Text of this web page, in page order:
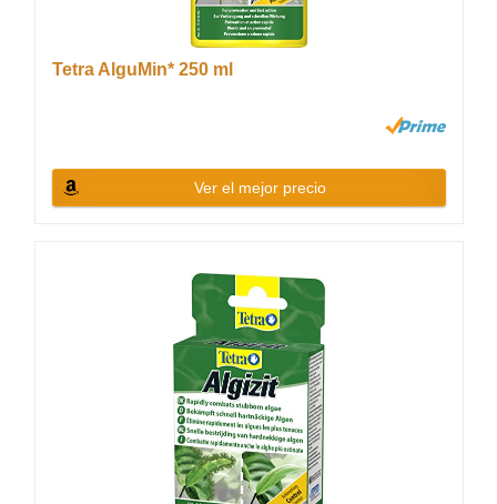
Tetra AlguMin* 250 ml
Ver el mejor precio